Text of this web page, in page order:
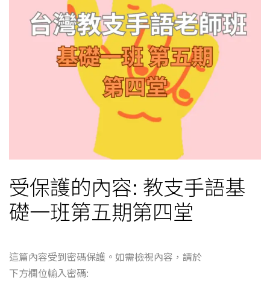
受保護的內容: 教支手語基
礎一班第五期第四堂
這篇內容受到密碼保護。如需檢視內容，請於
下方欄位輸入密碼: